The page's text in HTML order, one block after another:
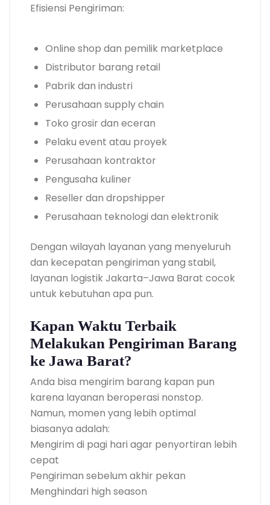
Efisiensi Pengiriman:
Online shop dan pemilik marketplace
Distributor barang retail
Pabrik dan industri
Perusahaan supply chain
Toko grosir dan eceran
Pelaku event atau proyek
Perusahaan kontraktor
Pengusaha kuliner
Reseller dan dropshipper
Perusahaan teknologi dan elektronik
Dengan wilayah layanan yang menyeluruh
dan kecepatan pengiriman yang stabil,
layanan logistik Jakarta–Jawa Barat cocok
untuk kebutuhan apa pun.
Kapan Waktu Terbaik
Melakukan Pengiriman Barang
ke Jawa Barat?
Anda bisa mengirim barang kapan pun
karena layanan beroperasi nonstop.
Namun, momen yang lebih optimal
biasanya adalah:
Mengirim di pagi hari agar penyortiran lebih
cepat
Pengiriman sebelum akhir pekan
Menghindari high season